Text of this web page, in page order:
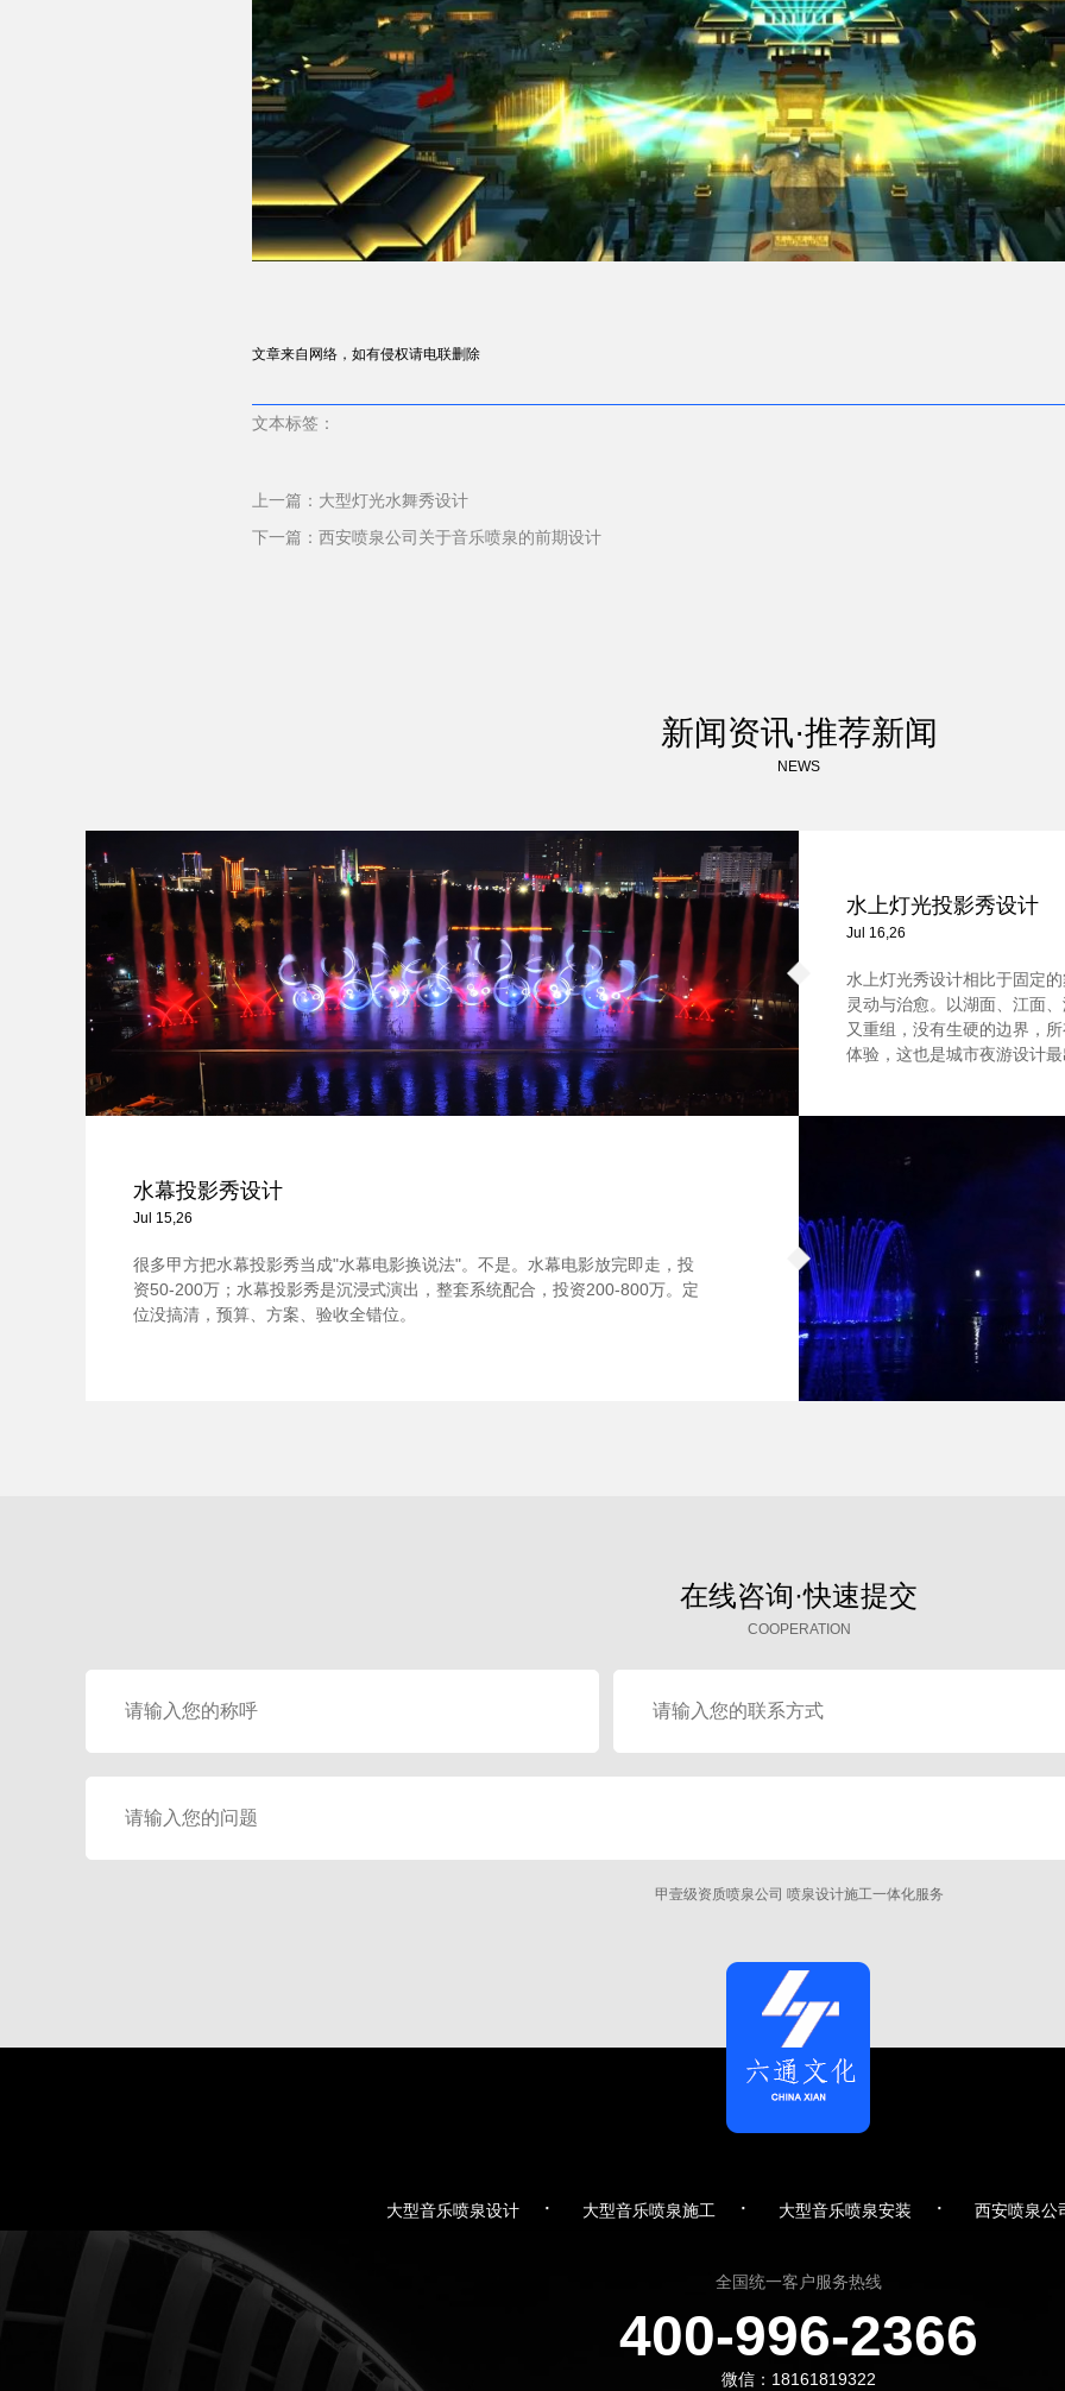
文章来自网络，如有侵权请电联删除
文本标签：
上一篇： 大型灯光水舞秀设计
下一篇： 西安喷泉公司关于音乐喷泉的前期设计
新闻资讯·推荐新闻
NEWS
水上灯光投影秀设计
Jul 16,26
水上灯光秀设计相比于固定
灵动与治愈。以湖面、江面
又重组，没有生硬的边界，
体验，这也是城市夜游设计
水幕投影秀设计
Jul 15,26
很多甲方把水幕投影秀当成"水幕电影换说法"。不是。水幕电影放完即走，投
资50-200万；水幕投影秀是沉浸式演出，整套系统配合，投资200-800万。定
位没搞清，预算、方案、验收全错位。
在线咨询·快速提交
COOPERATION
甲壹级资质喷泉公司 喷泉设计施工一体化服务
大型音乐喷泉设计 · 大型音乐喷泉施工 · 大型音乐喷泉安装 · 西安喷泉公
全国统一客户服务热线
400-996-2366
微信：18161819322